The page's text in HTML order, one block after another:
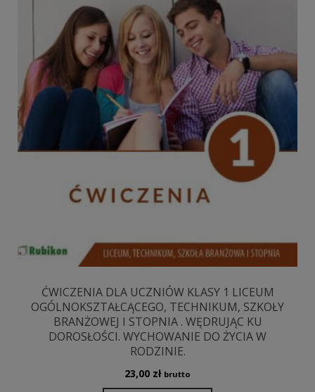
ĆWICZENIA DLA UCZNIÓW KLASY 1 LICEUM
OGÓLNOKSZTAŁCĄCEGO, TECHNIKUM, SZKOŁY
BRANŻOWEJ I STOPNIA . WĘDRUJĄC KU
DOROSŁOŚCI. WYCHOWANIE DO ŻYCIA W
RODZINIE.
23,00 zł brutto